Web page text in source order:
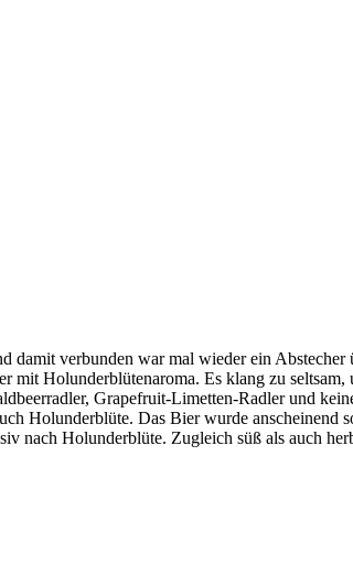
verbunden war mal wieder ein
Holunderblütenaroma. Es klang zu
Grapefruit-Limetten-Radler und
Holunderblüte. Das Bier wurde anscheinend
nach Holunderblüte. Zugleich süß als auch